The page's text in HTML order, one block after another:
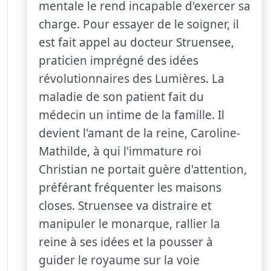
mentale le rend incapable d'exercer sa
charge. Pour essayer de le soigner, il
est fait appel au docteur Struensee,
praticien imprégné des idées
révolutionnaires des Lumières. La
maladie de son patient fait du
médecin un intime de la famille. Il
devient l'amant de la reine, Caroline-
Mathilde, à qui l'immature roi
Christian ne portait guère d'attention,
préférant fréquenter les maisons
closes. Struensee va distraire et
manipuler le monarque, rallier la
reine à ses idées et la pousser à
guider le royaume sur la voie